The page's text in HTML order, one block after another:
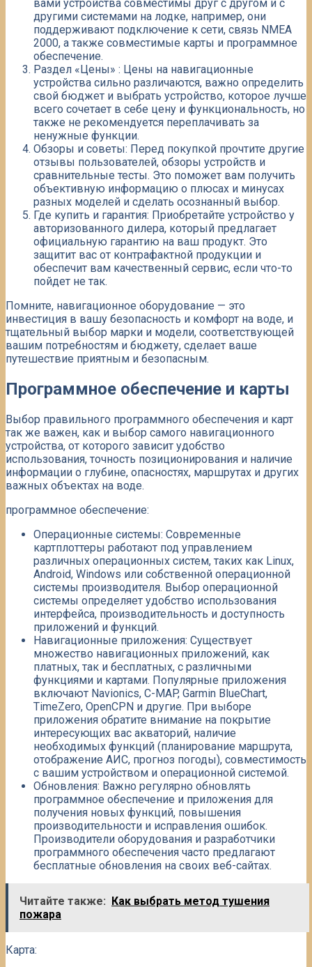
вами устройства совместимы друг с другом и с
другими системами на лодке, например, они
поддерживают подключение к сети, связь NMEA
2000, а также совместимые карты и программное
обеспечение.​
Раздел «Цены» : Цены на навигационные
устройства сильно различаются, важно определить
свой бюджет и выбрать устройство, которое лучше
всего сочетает в себе цену и функциональность, но
также не рекомендуется переплачивать за
ненужные функции.
Обзоры и советы: Перед покупкой прочтите другие
отзывы пользователей, обзоры устройств и
сравнительные тесты. Это поможет вам получить
объективную информацию о плюсах и минусах
разных моделей и сделать осознанный выбор.
Где купить и гарантия: Приобретайте устройство у
авторизованного дилера, который предлагает
официальную гарантию на ваш продукт. ​Это
защитит вас от контрафактной продукции и
обеспечит вам качественный сервис, если что-то
пойдет не так.​
Помните, навигационное оборудование — это
инвестиция в вашу безопасность и комфорт на воде, и
тщательный выбор марки и модели, соответствующей
вашим потребностям и бюджету, сделает ваше
путешествие приятным и безопасным.
Программное обеспечение и карты
Выбор правильного программного обеспечения и карт
так же важен, как и выбор самого навигационного
устройства, от которого зависит удобство
использования, точность позиционирования и наличие
информации о глубине, опасностях, маршрутах и ​​других
важных объектах на воде.
программное обеспечение:
Операционные системы: Современные
картплоттеры работают под управлением
различных операционных систем, таких как Linux,
Android, Windows или собственной операционной
системы производителя. Выбор операционной
системы определяет удобство использования
интерфейса, производительность и доступность
приложений и функций.​
Навигационные приложения: Существует
множество навигационных приложений, как
платных, так и бесплатных, с различными
функциями и картами. Популярные приложения
включают Navionics, C-MAP, Garmin BlueChart,
TimeZero, OpenCPN и другие. При выборе
приложения обратите внимание на покрытие
интересующих вас акваторий, наличие
необходимых функций (планирование маршрута,
отображение АИС, прогноз погоды), совместимость
с вашим устройством и операционной системой.​
Обновления: Важно регулярно обновлять
программное обеспечение и приложения для
получения новых функций, повышения
производительности и исправления ошибок.
Производители оборудования и разработчики
программного обеспечения часто предлагают
бесплатные обновления на своих веб-сайтах.
Читайте также:
Как выбрать метод тушения
пожара
Карта: